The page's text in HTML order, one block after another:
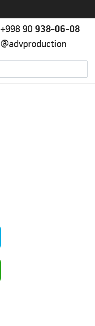
+998 90 938-06-08
@advproduction